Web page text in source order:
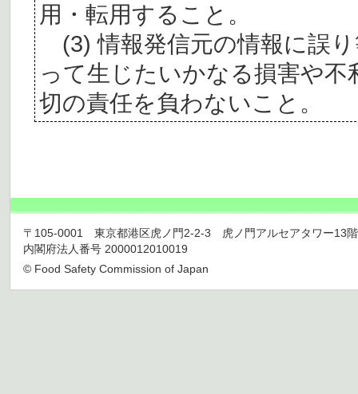
用・転用すること。
(3) 情報発信元の情報に誤
って生じたいかなる損害や
切の責任を負わないこと。
〒105-0001 東京都港区虎ノ門2-2-3 虎ノ門アルセアタワー13
内閣府法人番号 2000012010019
© Food Safety Commission of Japan